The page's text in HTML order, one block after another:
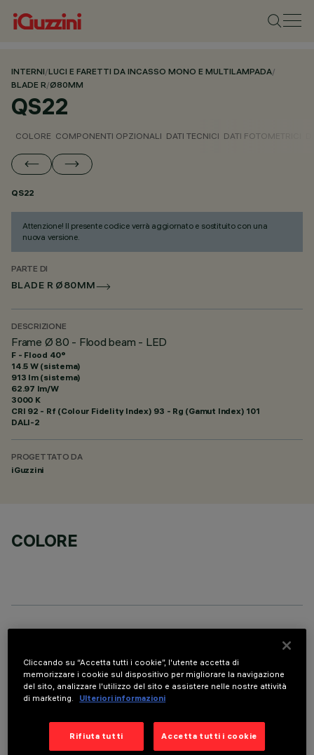
INTERNI/LUCI E FARETTI DA INCASSO MONO E MULTILAMPADA/
BLADE R/Ø80MM
QS22
COLORE COMPONENTI OPZIONALI DATI TECNICI DATI FOTOMETRICI
QS22
Attenzione! Il presente codice verrà aggiornato e sostituito con una
nuova versione.
PARTE DI
BLADE R Ø80MM
DESCRIZIONE
Frame Ø 80 - Flood beam - LED
F - Flood 40°
14.5 W (sistema)
913 lm (sistema)
62.97 lm/W
3000 K
CRI 92 - Rf (Colour Fidelity Index) 93 - Rg (Gamut Index) 101
DALI-2
PROGETTATO DA
iGuzzini
COLORE
DATI TECNICI
Cliccando su “Accetta tutti i cookie”, l'utente accetta di
memorizzare i cookie sul dispositivo per migliorare la navigazione
del sito, analizzare l'utilizzo del sito e assistere nelle nostre attività
di marketing.
Ulteriori informazioni
Rifiuta tutti Accetta tutti i cookie